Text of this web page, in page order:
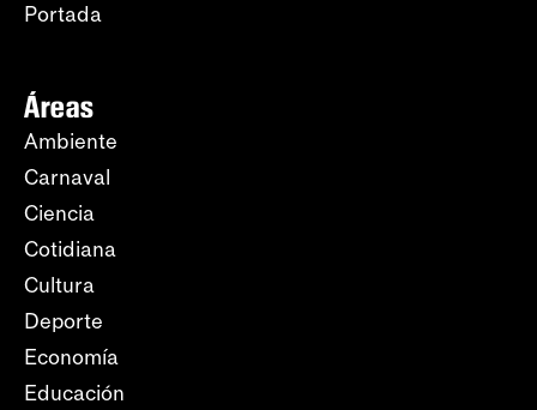
Portada
Áreas
Ambiente
Carnaval
Ciencia
Cotidiana
Cultura
Deporte
Economía
Educación